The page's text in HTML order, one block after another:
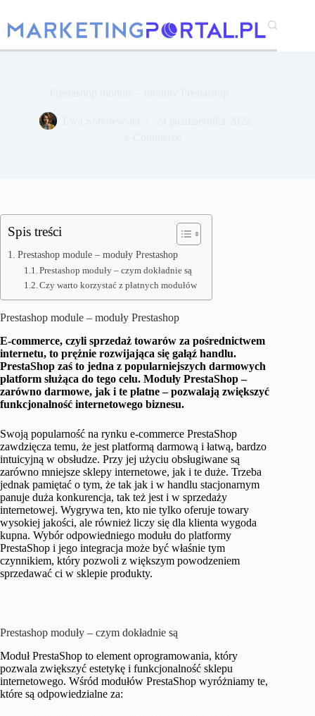
treści
Spis treści
Prestashop module – moduły Prestashop
Prestashop moduły – czym dokładnie są
Czy warto korzystać z płatnych modułów
Prestashop module – moduły Prestashop
E-commerce, czyli sprzedaż towarów za pośrednictwem
internetu, to prężnie rozwijająca się gałąź handlu.
PrestaShop zaś to jedna z popularniejszych darmowych
platform służąca do tego celu. Moduły PrestaShop –
zarówno darmowe, jak i te płatne – pozwalają zwiększyć
funkcjonalność internetowego biznesu.
Swoją popularność na rynku e-commerce PrestaShop
zawdzięcza temu, że jest platformą darmową i łatwą, bardzo
intuicyjną w obsłudze. Przy jej użyciu obsługiwane są
zarówno mniejsze sklepy internetowe, jak i te duże. Trzeba
jednak pamiętać o tym, że tak jak i w handlu stacjonarnym
panuje duża konkurencja, tak też jest i w sprzedaży
internetowej. Wygrywa ten, kto nie tylko oferuje towary
wysokiej jakości, ale również liczy się dla klienta wygoda
kupna. Wybór odpowiedniego modułu do platformy
PrestaShop i jego integracja może być właśnie tym
czynnikiem, który pozwoli z większym powodzeniem
sprzedawać ci w sklepie produkty.
Prestashop moduły – czym dokładnie są
Moduł PrestaShop to element oprogramowania, który
pozwala zwiększyć estetykę i funkcjonalność sklepu
internetowego. Wśród modułów PrestaShop wyróżniamy te,
które są odpowiedzialne za: